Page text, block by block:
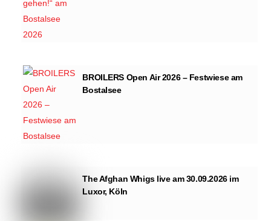
BROILERS Open Air 2026 – Festwiese am
Bostalsee
The Afghan Whigs live am 30.09.2026 im
Luxor, Köln